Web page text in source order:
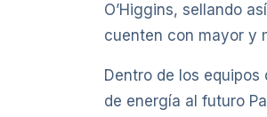
O’Higgins, sellando
cuenten con mayor y
Dentro de los
de energía al futuro